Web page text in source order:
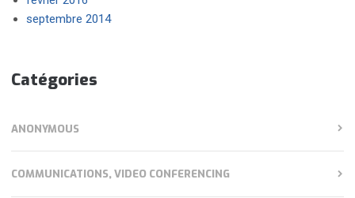
septembre 2014
Catégories
ANONYMOUS
COMMUNICATIONS, VIDEO CONFERENCING